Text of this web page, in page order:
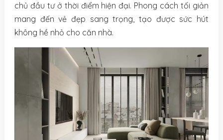
chủ đầu tư ở thời điểm hiện đại. Phong cách tối giản
mang đến vẻ đẹp sang trọng, tạo được sức hút
không hề nhỏ cho căn nhà.